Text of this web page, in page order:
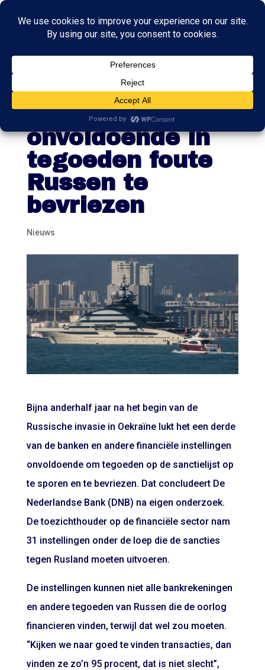
DNB: banken
slagen er
onvoldoende in
tegoeden foute
Russen te
bevriezen
Nieuws
Bijna anderhalf jaar na het begin van de
Russische invasie in Oekraïne lukt het een derde
van de banken en andere financiële instellingen
onvoldoende om tegoeden op de sanctielijst op
te sporen en te bevriezen. Dat concludeert De
Nederlandse Bank (DNB) na eigen onderzoek.
De toezichthouder op de financiële sector nam
31 instellingen onder de loep die de sancties
tegen Rusland moeten uitvoeren.
De instellingen kunnen niet alle bankrekeningen
en andere tegoeden van Russen die de oorlog
financieren vinden, terwijl dat wel zou moeten.
“Kijken we naar goed te vinden transacties, dan
vinden ze zo’n 95 procent, dat is niet slecht”,